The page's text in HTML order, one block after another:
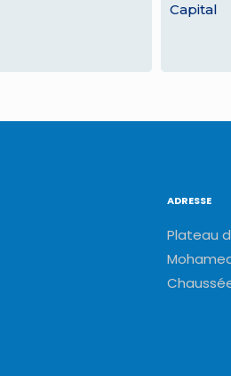
Capital
ADRESSE
Plateau